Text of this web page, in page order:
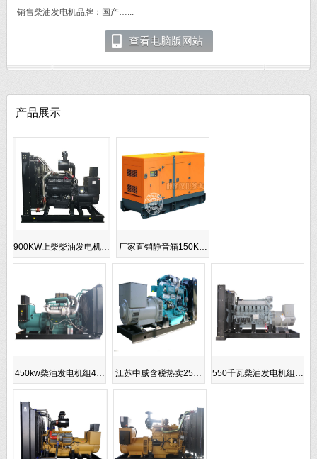
销售柴油发电机品牌：国产…...
查看电脑版网站
产品展示
900KW上柴柴油发电机… 厂家直销静音箱150K…
450kw柴油发电机组4… 江苏中威含税热卖25… 550千瓦柴油发电机组…